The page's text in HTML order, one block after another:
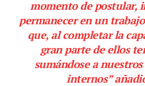
momento de postular,
permanecer en un
que, al completar la
gran parte de ellos
sumándose a
internos”